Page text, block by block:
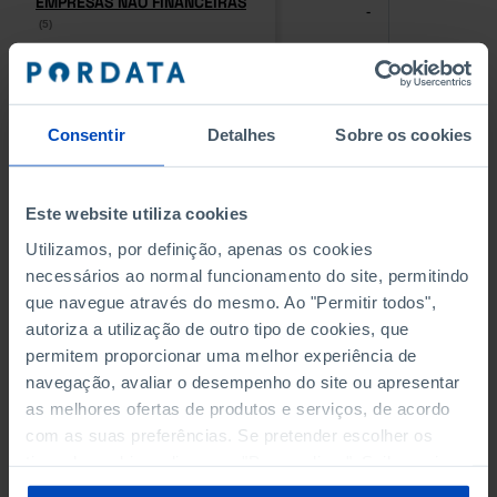
Consentir Detalhes Sobre os cookies
Este website utiliza cookies
Utilizamos, por definição, apenas os cookies
necessários ao normal funcionamento do site, permitindo
que navegue através do mesmo. Ao "Permitir todos",
autoriza a utilização de outro tipo de cookies, que
permitem proporcionar uma melhor experiência de
navegação, avaliar o desempenho do site ou apresentar
as melhores ofertas de produtos e serviços, de acordo
com as suas preferências. Se pretender escolher os
sobre cookies através da gestão de preferências ou da
(5)
(5)
-
PESSOAL AO SERVIÇO NAS
EMPRESAS NÃO FINANCEIRAS
PESSOAL AO SERVIÇO NAS
EMPRESAS NÃO FINANCEIRAS
(5)
- -
QUATRO MAIORES EMPRESAS
Empresas não financeiras
QUATRO MAIORES EMPRESAS
Empresas não financeiras
VOLUME DE NEGÓCIOS DAS
QUATRO MAIORES EMPRESAS
DO MUNICÍPIO (%)
Empresas não financeiras
VOLUME DE NEGÓCIOS DAS
QUATRO MAIORES EMPRESAS
DO MUNICÍPIO (%)
Empresas não financeiras
BANCOS, CAIXAS ECONÓMICAS
BANCOS, CAIXAS ECONÓMICAS -
CAIXAS DE CRÉDITO AGRÍCOLA
CAIXAS DE CRÉDITO AGRÍCOLA